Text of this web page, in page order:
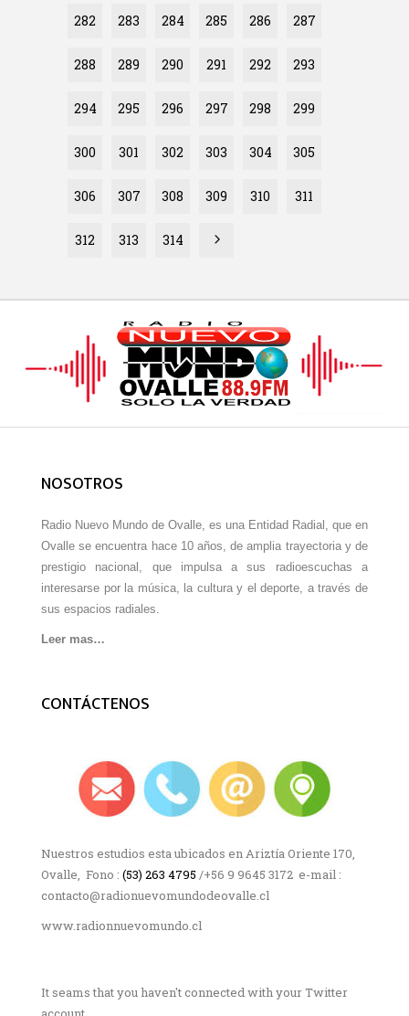
282 283 284 285 286 287
288 289 290 291 292 293
294 295 296 297 298 299
300 301 302 303 304 305
306 307 308 309 310 311
312 313 314
NOSOTROS
Radio Nuevo Mundo de Ovalle, es una Entidad Radial, que en
Ovalle se encuentra hace 10 años, de amplia trayectoria y de
prestigio nacional, que impulsa a sus radioescuchas a
interesarse por la música, la cultura y el deporte, a través de
sus espacios radiales.
Leer mas…
CONTÁCTENOS
Nuestros estudios esta ubicados en Ariztía Oriente 170,
Ovalle, Fono : (53) 263 4795 /+56 9 9645 3172 e-mail :
contacto@radionuevomundodeovalle.cl
www.radionnuevomundo.cl
It seams that you haven't connected with your Twitter